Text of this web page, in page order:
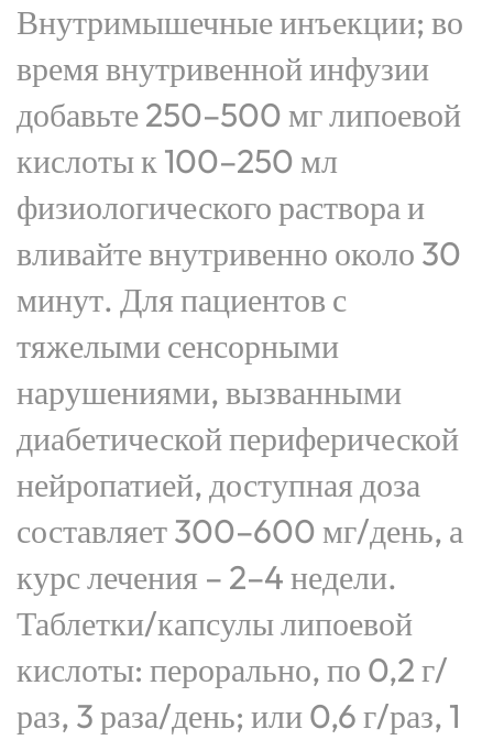
Внутримышечные инъекции; во
время внутривенной инфузии
добавьте 250–500 мг липоевой
кислоты к 100–250 мл
физиологического раствора и
вливайте внутривенно около 30
минут. Для пациентов с
тяжелыми сенсорными
нарушениями, вызванными
диабетической периферической
нейропатией, доступная доза
составляет 300–600 мг/день, а
курс лечения – 2–4 недели.
Таблетки/капсулы липоевой
кислоты: перорально, по 0,2 г/
раз, 3 раза/день; или 0,6 г/раз, 1